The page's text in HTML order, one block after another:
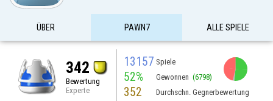
ÜBER PAWN7 ALLE SPIELE
342
Bewertung
Experte
13157 Spiele
52% Gewonnen (6798)
352 Durchschn. Gegnerbewertung